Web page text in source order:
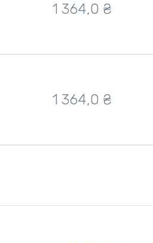
1 364,0 ₴
1 364,0 ₴